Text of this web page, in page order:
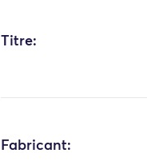
Titre:
Fabricant: